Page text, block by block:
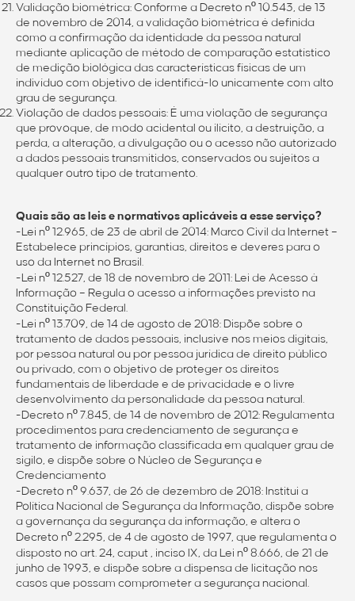
Validação biométrica: Conforme a Decreto nº 10.543, de 13
de novembro de 2014, a validação biométrica é definida
como a confirmação da identidade da pessoa natural
mediante aplicação de método de comparação estatístico
de medição biológica das características físicas de um
indivíduo com objetivo de identificá-lo unicamente com alto
grau de segurança.
Violação de dados pessoais: É uma violação de segurança
que provoque, de modo acidental ou ilícito, a destruição, a
perda, a alteração, a divulgação ou o acesso não autorizado
a dados pessoais transmitidos, conservados ou sujeitos a
qualquer outro tipo de tratamento.
Quais são as leis e normativos aplicáveis a esse serviço?
-Lei nº 12.965, de 23 de abril de 2014: Marco Civil da Internet –
Estabelece princípios, garantias, direitos e deveres para o
uso da Internet no Brasil.
-Lei nº 12.527, de 18 de novembro de 2011: Lei de Acesso à
Informação – Regula o acesso a informações previsto na
Constituição Federal.
-Lei nº 13.709, de 14 de agosto de 2018: Dispõe sobre o
tratamento de dados pessoais, inclusive nos meios digitais,
por pessoa natural ou por pessoa jurídica de direito público
ou privado, com o objetivo de proteger os direitos
fundamentais de liberdade e de privacidade e o livre
desenvolvimento da personalidade da pessoa natural.
-Decreto nº 7.845, de 14 de novembro de 2012: Regulamenta
procedimentos para credenciamento de segurança e
tratamento de informação classificada em qualquer grau de
sigilo, e dispõe sobre o Núcleo de Segurança e
Credenciamento
-Decreto nº 9.637, de 26 de dezembro de 2018: Institui a
Política Nacional de Segurança da Informação, dispõe sobre
a governança da segurança da informação, e altera o
Decreto nº 2.295, de 4 de agosto de 1997, que regulamenta o
disposto no art. 24, caput , inciso IX, da Lei nº 8.666, de 21 de
junho de 1993, e dispõe sobre a dispensa de licitação nos
casos que possam comprometer a segurança nacional.